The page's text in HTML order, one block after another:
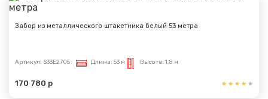
Забор из металлического штакетника белый 53 метра
Артикул: S33E2705 Длина: 53 м Высота: 1,8 м
170 780 р